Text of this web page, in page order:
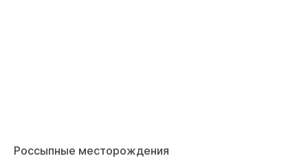
Россыпные месторождения